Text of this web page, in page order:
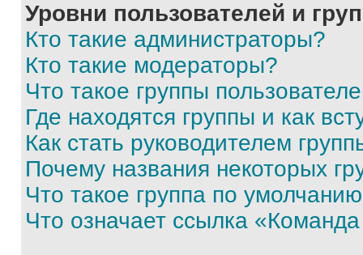
Уровни пользователей и
Кто такие администраторы?
Кто такие модераторы?
Что такое группы
Где находятся группы и как
Как стать руководителем
Почему названия некоторых
Что такое группа по
Что означает ссылка